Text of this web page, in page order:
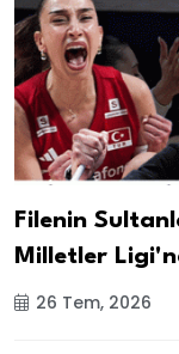
Filenin
Milletler
26 Tem, 2026